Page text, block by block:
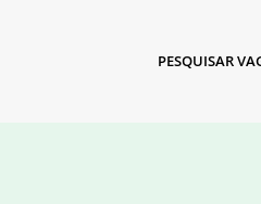
PESQUISAR